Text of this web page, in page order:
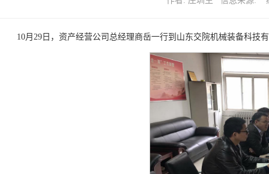
10月29日，资产经营公司总经理商岳一行到山东交院机械装备科